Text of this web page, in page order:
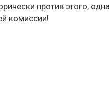
против этого,
комиссии!